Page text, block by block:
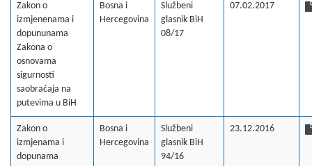
Zakon o
izmjenenama i
dopununama
Zakona o
osnovama
sigurnosti
saobraćaja na
putevima u BiH
Bosna i
Hercegovina
Službeni
glasnik BiH
08/17
07.02.2017
Zakon o
izmjenama i
dopunama
Bosna i
Hercegovina
Službeni
glasnik BiH
94/16
23.12.2016